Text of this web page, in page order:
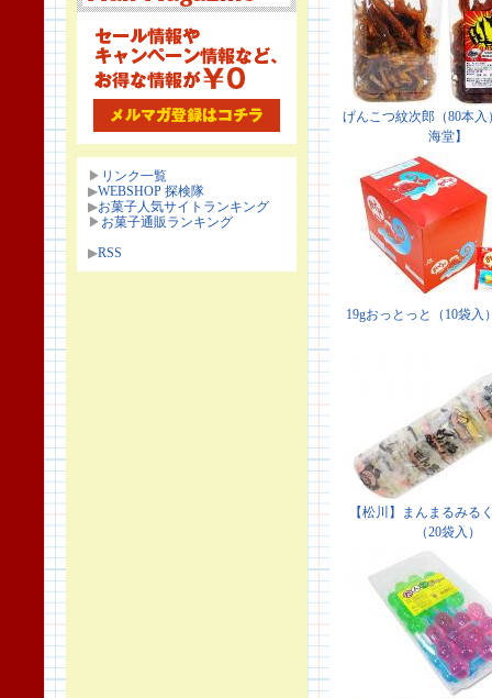
▶ リンク一覧
▶WEBSHOP 探検隊
▶お菓子人気サイトランキング
▶ お菓子通販ランキング
▶RSS